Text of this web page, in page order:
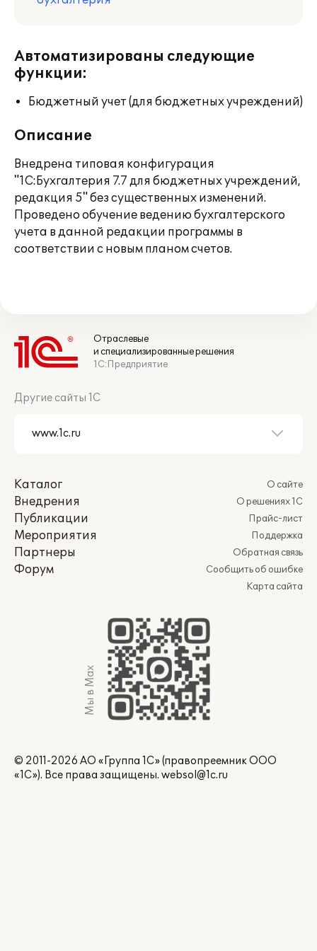
Автоматизированы следующие
функции:
Бюджетный учет (для бюджетных учреждений)
Описание
Внедрена типовая конфигурация
"1С:Бухгалтерия 7.7 для бюджетных учреждений,
редакция 5" без существенных изменений.
Проведено обучение ведению бухгалтерского
учета в данной редакции программы в
соответствии с новым планом счетов.
Отраслевые
и специализированные решения
1С:Предприятие
Другие сайты 1С
Каталог
Внедрения
Публикации
Мероприятия
Партнеры
Форум
О сайте
О решениях 1С
Прайс-лист
Поддержка
Обратная связь
Сообщить об ошибке
Карта сайта
Мы в Max
© 2011-2026 АО «Группа 1С» (правопреемник ООО
«1С»). Все права защищены. websol@1c.ru